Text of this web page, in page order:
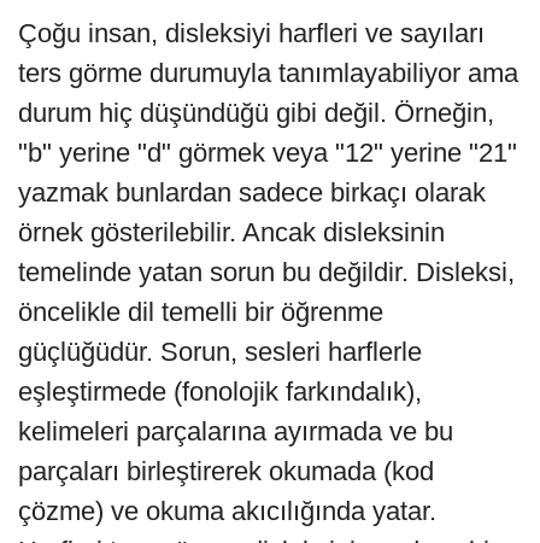
Çoğu insan, disleksiyi harfleri ve sayıları
ters görme durumuyla tanımlayabiliyor ama
durum hiç düşündüğü gibi değil. Örneğin,
"b" yerine "d" görmek veya "12" yerine "21"
yazmak bunlardan sadece birkaçı olarak
örnek gösterilebilir. Ancak disleksinin
temelinde yatan sorun bu değildir. Disleksi,
öncelikle dil temelli bir öğrenme
güçlüğüdür. Sorun, sesleri harflerle
eşleştirmede (fonolojik farkındalık),
kelimeleri parçalarına ayırmada ve bu
parçaları birleştirerek okumada (kod
çözme) ve okuma akıcılığında yatar.